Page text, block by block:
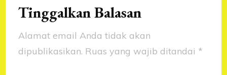
Tinggalkan Balasan
Alamat email Anda tidak akan
dipublikasikan. Ruas yang wajib ditandai *